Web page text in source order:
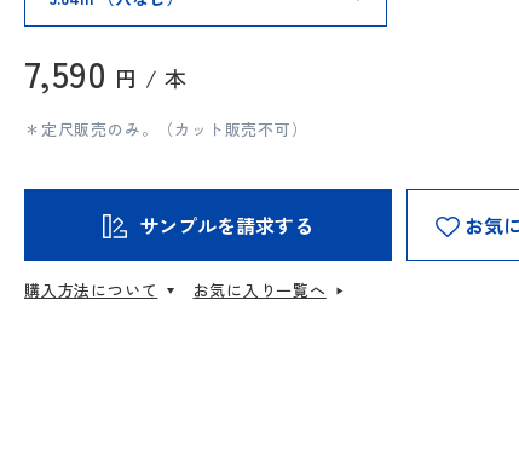
7,590 円 / 本
＊定尺販売のみ。（カット販売不可）
サンプルを請求する お気
購入方法について お気に入り一覧へ